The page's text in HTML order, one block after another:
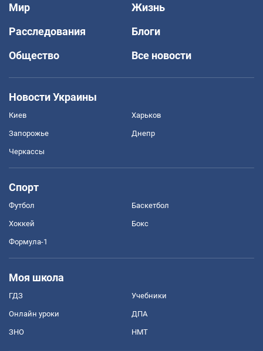
Мир
Жизнь
Расследования
Блоги
Общество
Все новости
Новости Украины
Киев Харьков
Запорожье Днепр
Черкассы
Спорт
Футбол Баскетбол
Хоккей Бокс
Формула-1
Моя школа
ГДЗ Учебники
Онлайн уроки ДПА
ЗНО НМТ